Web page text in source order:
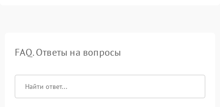
FAQ. Ответы на вопросы